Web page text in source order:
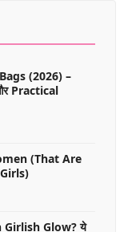
(2026) –
Practical
(That Are
Girlish Glow? ये